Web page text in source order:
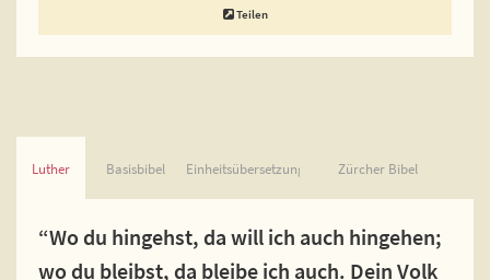
Teilen
Luther Basisbibel Einheitsübersetzung Zürcher Bibel
“Wo du hingehst, da will ich auch hingehen;
wo du bleibst, da bleibe ich auch. Dein Volk